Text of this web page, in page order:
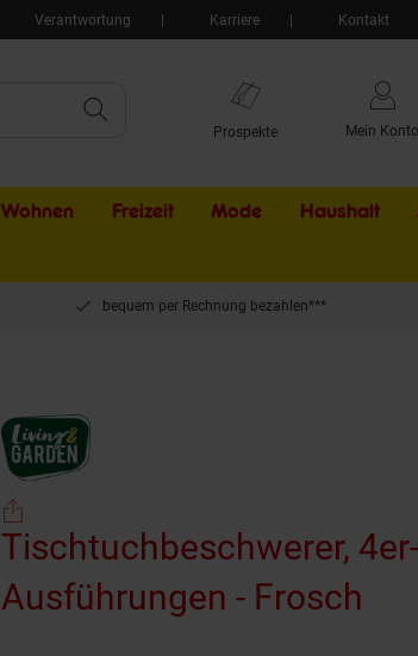
Verantwortung Karriere Kontakt
Prospekte Mein Konto
Wohnen Freizeit Mode Haushalt
bequem per Rechnung bezahlen***
Tischtuchbeschwerer,
Ausführungen - Frosch